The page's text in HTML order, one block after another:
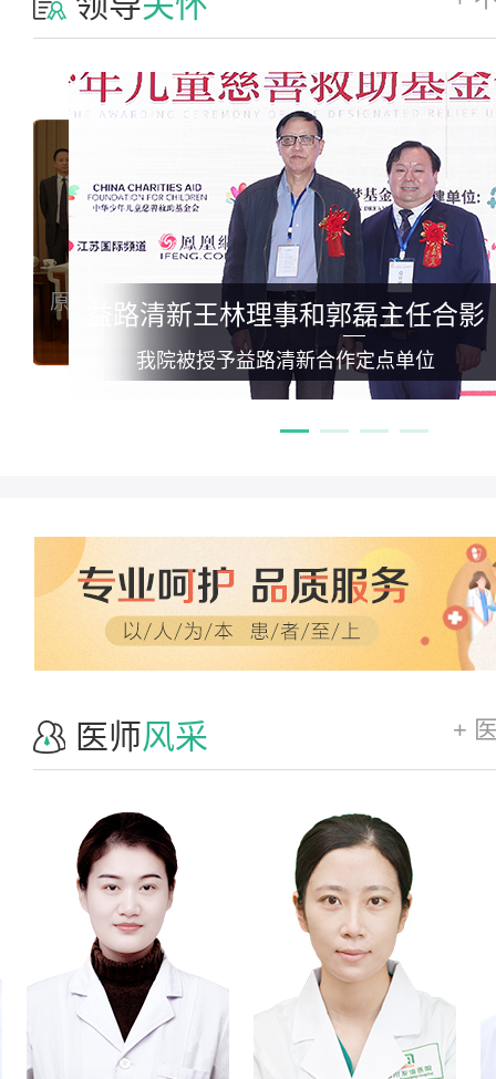
原卫生部副部长殷大奎高度赞誉我院科研成果
《腋臭规范化诊疗白皮书》新闻发布会
原卫生部副部长孙隆椿亲切会见我院专家代表
高度肯定我院腋臭诊疗相关工作
益路清新王林理事和郭磊主任合影
我院被授予益路清新合作定点单位
郭磊与联合国秘书长潘
荣获潘基文接见的首
原卫生部副部长殷大奎高度赞誉我院科研成果
《腋臭规范化诊疗白皮书》新闻发布会
部长孙隆椿亲切会见我院专家代表
医师风采 +